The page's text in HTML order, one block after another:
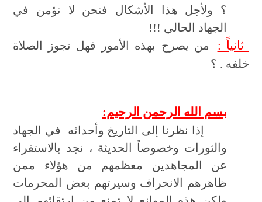
؟ ولأجل هذا الأشكال فنحن لا نؤمن في
الجهاد الحالي !!!
ثانياً : من يصرح بهذه الأمور فهل تجوز الصلاة
خلفه . ؟
بسم الله الرحمن الرحيم:
إذا نظرنا إلى التاريخ وأحداثه في الجهاد
والثورات وخصوصاً الحديثة ، نجد بالاستقراء
عن المجاهدين معظمهم من هؤلاء ممن
ظاهرهم الانحراف وسيرتهم بعض المحرمات